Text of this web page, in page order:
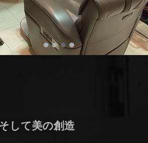
して美の創造